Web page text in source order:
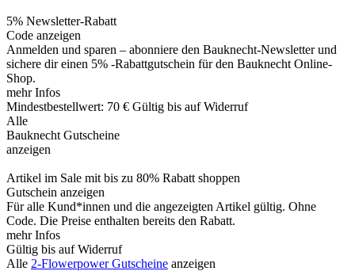
5% Newsletter-Rabatt
Code anzeigen
Anmelden und sparen – abonniere den Bauknecht-Newsletter und
sichere dir einen 5% -Rabattgutschein für den Bauknecht Online-
Shop.
mehr Infos
Mindestbestellwert: 70 € Gültig bis auf Widerruf
Alle
Bauknecht Gutscheine
anzeigen
Artikel im Sale mit bis zu 80% Rabatt shoppen
Gutschein anzeigen
Für alle Kund*innen und die angezeigten Artikel gültig. Ohne
Code. Die Preise enthalten bereits den Rabatt.
mehr Infos
Gültig bis auf Widerruf
Alle 2-Flowerpower Gutscheine anzeigen